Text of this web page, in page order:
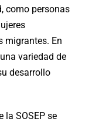
como personas
migrantes. En
variedad de
desarrollo
la SOSEP se